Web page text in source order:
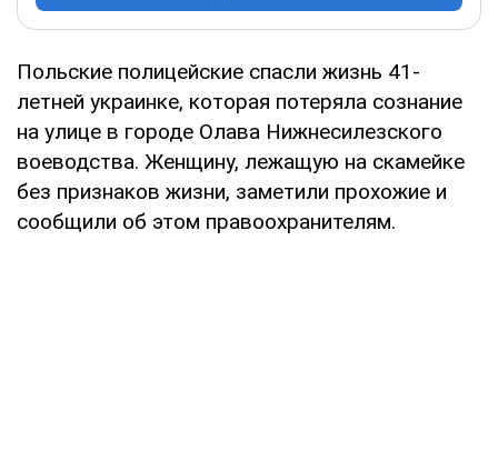
Польские полицейские спасли жизнь 41-
летней украинке, которая потеряла сознание
на улице в городе Олава Нижнесилезского
воеводства. Женщину, лежащую на скамейке
без признаков жизни, заметили прохожие и
сообщили об этом правоохранителям.